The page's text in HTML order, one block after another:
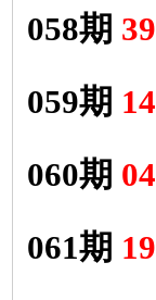
058期 39
059期 14
060期 04
061期 19